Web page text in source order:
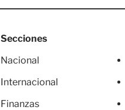
Secciones
Nacional
Internacional
Finanzas